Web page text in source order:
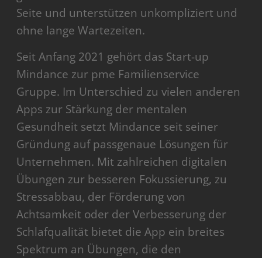
Seite und unterstützen unkompliziert und
ohne lange Wartezeiten.
Seit Anfang 2021 gehört das Start-up
Mindance zur pme Familienservice
Gruppe. Im Unterschied zu vielen anderen
Apps zur Stärkung der mentalen
Gesundheit setzt Mindance seit seiner
Gründung auf passgenaue Lösungen für
Unternehmen. Mit zahlreichen digitalen
Übungen zur besseren Fokussierung, zu
Stressabbau, der Förderung von
Achtsamkeit oder der Verbesserung der
Schlafqualität bietet die App ein breites
Spektrum an Übungen, die den